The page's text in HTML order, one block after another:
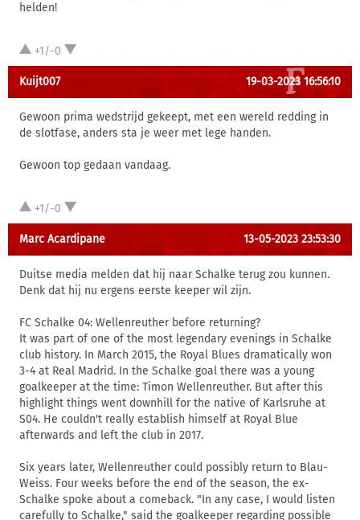
helden!
+1/-0
Kuijt007 19-03-2023 16:56:10
Gewoon prima wedstrijd gekeept, met een wereld redding in
de slotfase, anders sta je weer met lege handen.
Gewoon top gedaan vandaag.
+1/-0
Marc Acardipane 13-05-2023 23:53:30
Duitse media melden dat hij naar Schalke terug zou kunnen.
Denk dat hij nu ergens eerste keeper wil zijn.
FC Schalke 04: Wellenreuther before returning?
It was part of one of the most legendary evenings in Schalke
club history. In March 2015, the Royal Blues dramatically won
3-4 at Real Madrid. In the Schalke goal there was a young
goalkeeper at the time: Timon Wellenreuther. But after this
highlight things went downhill for the native of Karlsruhe at
S04. He couldn't really establish himself at Royal Blue
afterwards and left the club in 2017.
Six years later, Wellenreuther could possibly return to Blau-
Weiss. Four weeks before the end of the season, the ex-
Schalke spoke about a comeback. "In any case, I would listen
carefully to Schalke," said the goalkeeper regarding possible